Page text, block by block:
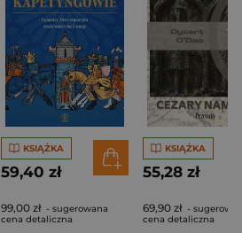
KSIĄŻKA
59,40 zł
99,00 zł - sugerowana
cena detaliczna
KSIĄŻKA
55,28 zł
69,90 zł -
cena detaliczna